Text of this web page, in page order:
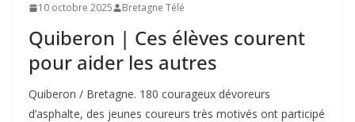
10 octobre 2025 Bretagne Télé
Quiberon | Ces élèves courent
pour aider les autres
Quiberon / Bretagne. 180 courageux dévoreurs
d’asphalte, des jeunes coureurs très motivés ont participé